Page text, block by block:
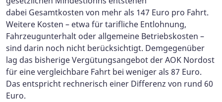
dabei Gesamtkosten von mehr als 147 Euro pro Fahrt.
Weitere Kosten – etwa für tarifliche Entlohnung,
Fahrzeugunterhalt oder allgemeine Betriebskosten –
sind darin noch nicht berücksichtigt. Demgegenüber
lag das bisherige Vergütungsangebot der AOK Nordost
für eine vergleichbare Fahrt bei weniger als 87 Euro.
Das entspricht rechnerisch einer Differenz von rund 60
Euro.